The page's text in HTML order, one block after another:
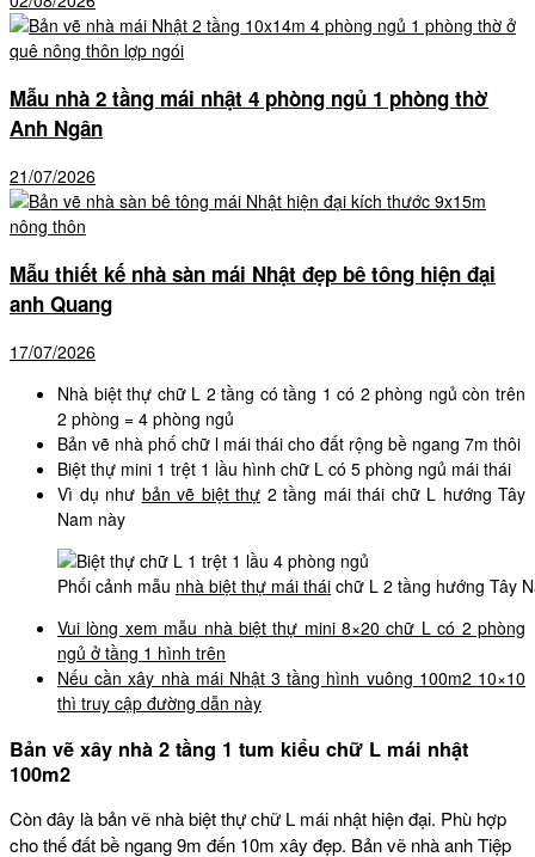
Mẫu nhà 2 tầng mái nhật 4 phòng ngủ 1 phòng thờ
Anh Ngân
21/07/2026
Mẫu thiết kế nhà sàn mái Nhật đẹp bê tông hiện đại
anh Quang
17/07/2026
Nhà biệt thự chữ L 2 tầng có tầng 1 có 2 phòng ngủ còn trên
2 phòng = 4 phòng ngủ
Bản vẽ nhà phố chữ l mái thái cho đất rộng bề ngang 7m thôi
Biệt thự mini 1 trệt 1 lầu hình chữ L có 5 phòng ngủ mái thái
Vì dụ như bản vẽ biệt thự 2 tầng mái thái chữ L hướng Tây
Nam này
Phối cảnh mẫu nhà biệt thự mái thái chữ L 2 tầng hướng Tây
Vui lòng xem mẫu nhà biệt thự mini 8×20 chữ L có 2 phòng
ngủ ở tầng 1 hình trên
Nếu cần xây nhà mái Nhật 3 tầng hình vuông 100m2 10×10
thì truy cập đường dẫn này
Bản vẽ xây nhà 2 tầng 1 tum kiểu chữ L mái nhật
100m2
Còn đây là bản vẽ nhà biệt thự chữ L mái nhật hiện đại. Phù hợp
cho thế đất bề ngang 9m đến 10m xây đẹp. Bản vẽ nhà anh Tiệp